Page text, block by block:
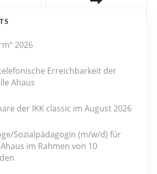
2026
Erreichbarkeit der
Ahaus
der IKK classic im August 2026
Sozialpädagogin (m/w/d) für
im Rahmen von 10